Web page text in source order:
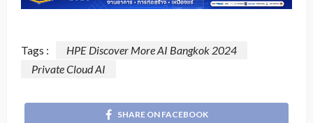
Tags :
HPE Discover More AI Bangkok 2024
Private Cloud AI
SHARE ON FACEBOOK